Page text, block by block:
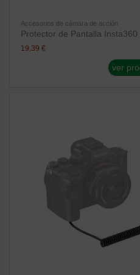
Accesorios de cámara de acción
Protector de Pantalla
19,39 €
ver